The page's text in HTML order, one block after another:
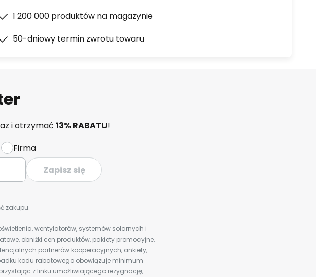
1 200 000 produktów na magazynie
50-dniowy termin zwrotu towaru
i otrzymać 13% RABATU!
Firma
Zapisz się
zakupu.
wentylatorów, systemów solarnych i
obniżki cen produktów, pakiety promocyjne,
partnerów kooperacyjnych, ankiety,
kodu rabatowego obowiązuje minimum
z linku umożliwiającego rezygnację,